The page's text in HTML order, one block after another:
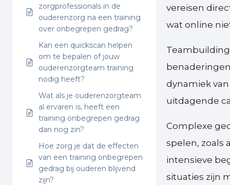
zorgprofessionals in de
ouderenzorg na een training
over onbegrepen gedrag?
Kan een quickscan helpen
om te bepalen of jouw
ouderenzorgteam training
nodig heeft?
Wat als je ouderenzorgteam
al ervaren is, heeft een
training onbegrepen gedrag
dan nog zin?
Hoe zorg je dat de effecten
van een training onbegrepen
gedrag bij ouderen blijvend
zijn?
vereisen
wat online
dynamiek
uitdagende
Complexe
spelen, zoals
intensieve
situaties zijn